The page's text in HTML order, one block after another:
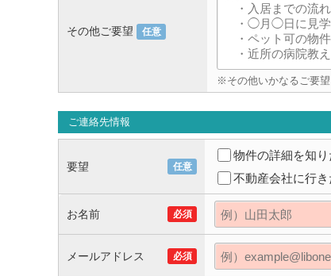
その他ご要望 任意
※その他いかなるご要
ご連絡先情報
要望 任意
物件の詳細を知り
不動産会社に行き
お名前 必須
メールアドレス 必須